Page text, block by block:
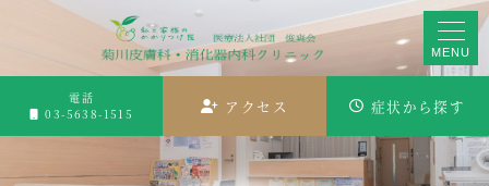
MENU
電話
03-5638-1515
アクセス 症状から探す